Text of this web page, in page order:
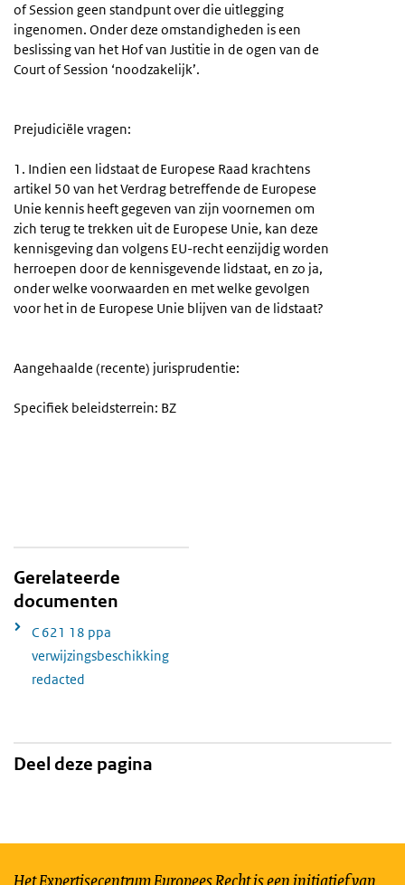
of Session geen standpunt over die uitlegging
ingenomen. Onder deze omstandigheden is een
beslissing van het Hof van Justitie in de ogen van de
Court of Session ‘noodzakelijk’.
Prejudiciële vragen:
1. Indien een lidstaat de Europese Raad krachtens
artikel 50 van het Verdrag betreffende de Europese
Unie kennis heeft gegeven van zijn voornemen om
zich terug te trekken uit de Europese Unie, kan deze
kennisgeving dan volgens EU-recht eenzijdig worden
herroepen door de kennisgevende lidstaat, en zo ja,
onder welke voorwaarden en met welke gevolgen
voor het in de Europese Unie blijven van de lidstaat?
Aangehaalde (recente) jurisprudentie:
Specifiek beleidsterrein: BZ
Gerelateerde
documenten
C 621 18 ppa
verwijzingsbeschikking
redacted
Deel deze pagina
Het Expertisecentrum Europees Recht is een initiatief van